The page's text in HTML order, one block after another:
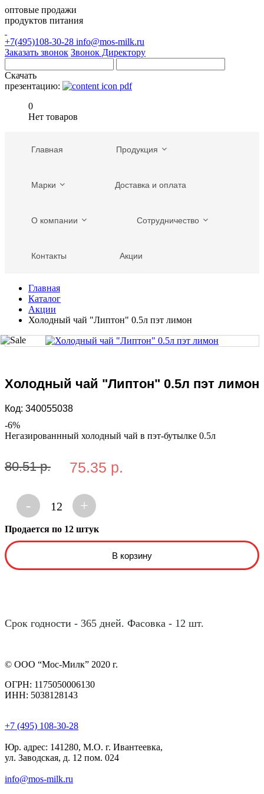
оптовые продажи
продуктов питания
+7(495)108-30-28 info@mos-milk.ru
Заказать звонок Звонок Директору
Скачать
презентацию:
0
Нет товаров
Главная Продукция
Марки Доставка и оплата
О компании Сотрудничество
Контакты Акции
Главная
Каталог
Акции
Холодный чай "Липтон" 0.5л пэт лимон
Холодный чай "Липтон" 0.5л пэт лимон
Код: 340055038
-6%
Негазированнный холодный чай в пэт-бутылке 0.5л
80.51 р. 75.35 р.
- 12 +
Продается по 12 штук
Срок годности - 365 дней. Фасовка - 12 шт.
© ООО “Мос-Милк” 2020 г.
ОГРН: 1175050006130
ИНН: 5038128143
+7 (495) 108-30-28
Юр. адрес: 141280, М.О. г. Ивантеевка,
ул. Заводская, д. 12 пом. 024
info@mos-milk.ru